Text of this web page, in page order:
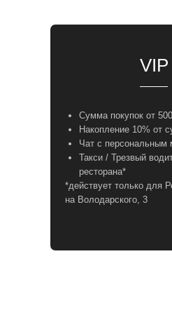
VIP
Сумма покупок от
Накопление 10% от
Чат с персональным
Такси / Трезвый
ресторана*
*действует только для
на Володарского, 3